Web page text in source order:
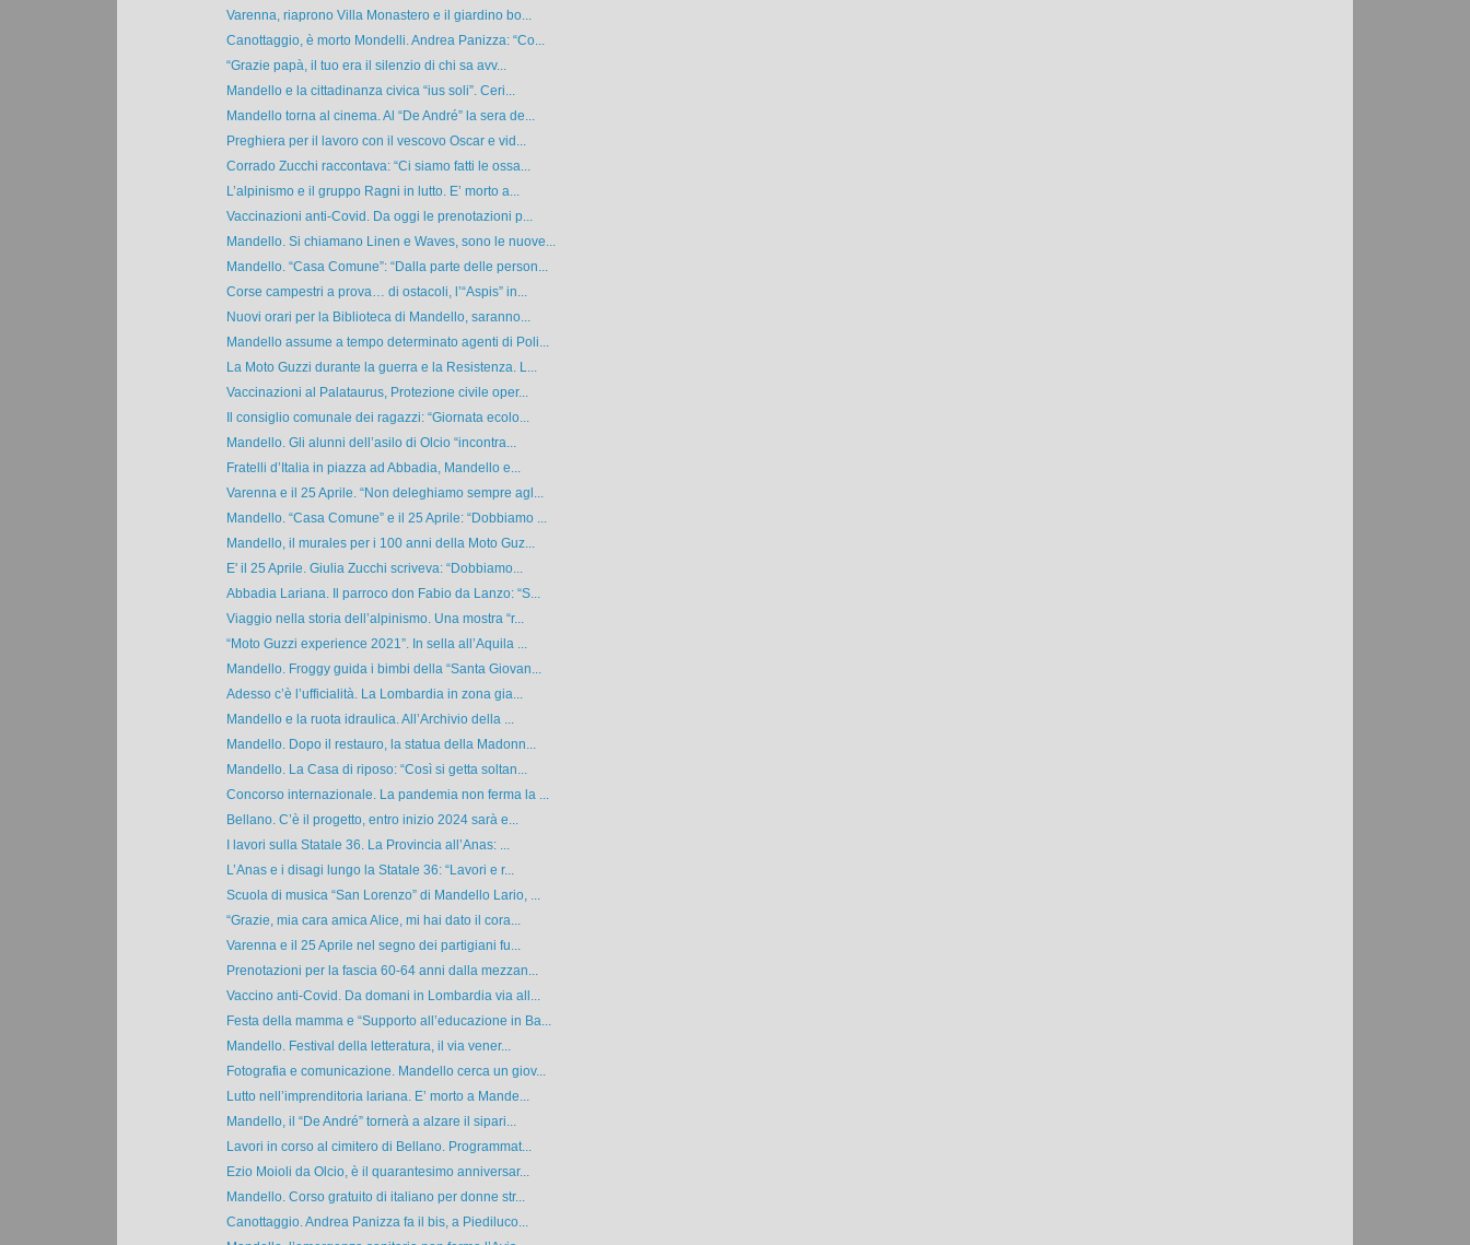
Varenna, riaprono Villa Monastero e il giardino bo...
Canottaggio, è morto Mondelli. Andrea Panizza: “Co...
“Grazie papà, il tuo era il silenzio di chi sa avv...
Mandello e la cittadinanza civica “ius soli”. Ceri...
Mandello torna al cinema. Al “De André” la sera de...
Preghiera per il lavoro con il vescovo Oscar e vid...
Corrado Zucchi raccontava: “Ci siamo fatti le ossa...
L’alpinismo e il gruppo Ragni in lutto. E’ morto a...
Vaccinazioni anti-Covid. Da oggi le prenotazioni p...
Mandello. Si chiamano Linen e Waves, sono le nuove...
Mandello. “Casa Comune”: “Dalla parte delle person...
Corse campestri a prova… di ostacoli, l’“Aspis” in...
Nuovi orari per la Biblioteca di Mandello, saranno...
Mandello assume a tempo determinato agenti di Poli...
La Moto Guzzi durante la guerra e la Resistenza. L...
Vaccinazioni al Palataurus, Protezione civile oper...
Il consiglio comunale dei ragazzi: “Giornata ecolo...
Mandello. Gli alunni dell’asilo di Olcio “incontra...
Fratelli d’Italia in piazza ad Abbadia, Mandello e...
Varenna e il 25 Aprile. “Non deleghiamo sempre agl...
Mandello. “Casa Comune” e il 25 Aprile: “Dobbiamo ...
Mandello, il murales per i 100 anni della Moto Guz...
E' il 25 Aprile. Giulia Zucchi scriveva: “Dobbiamo...
Abbadia Lariana. Il parroco don Fabio da Lanzo: “S...
Viaggio nella storia dell’alpinismo. Una mostra “r...
“Moto Guzzi experience 2021”. In sella all’Aquila ...
Mandello. Froggy guida i bimbi della “Santa Giovan...
Adesso c’è l’ufficialità. La Lombardia in zona gia...
Mandello e la ruota idraulica. All’Archivio della ...
Mandello. Dopo il restauro, la statua della Madonn...
Mandello. La Casa di riposo: “Così si getta soltan...
Concorso internazionale. La pandemia non ferma la ...
Bellano. C’è il progetto, entro inizio 2024 sarà e...
I lavori sulla Statale 36. La Provincia all’Anas: ...
L’Anas e i disagi lungo la Statale 36: “Lavori e r...
Scuola di musica “San Lorenzo” di Mandello Lario, ...
“Grazie, mia cara amica Alice, mi hai dato il cora...
Varenna e il 25 Aprile nel segno dei partigiani fu...
Prenotazioni per la fascia 60-64 anni dalla mezzan...
Vaccino anti-Covid. Da domani in Lombardia via all...
Festa della mamma e “Supporto all’educazione in Ba...
Mandello. Festival della letteratura, il via vener...
Fotografia e comunicazione. Mandello cerca un giov...
Lutto nell’imprenditoria lariana. E’ morto a Mande...
Mandello, il “De André” tornerà a alzare il sipari...
Lavori in corso al cimitero di Bellano. Programmat...
Ezio Moioli da Olcio, è il quarantesimo anniversar...
Mandello. Corso gratuito di italiano per donne str...
Canottaggio. Andrea Panizza fa il bis, a Piediluco...